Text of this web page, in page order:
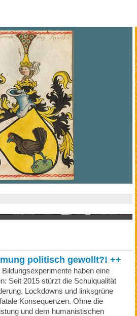
politisch gewollt?! ++
haben eine
Seit 2015 stürzt die Schulqualität
Lockdowns und linksgrüne
Konsequenzen. Ohne die
und dem humanistischen